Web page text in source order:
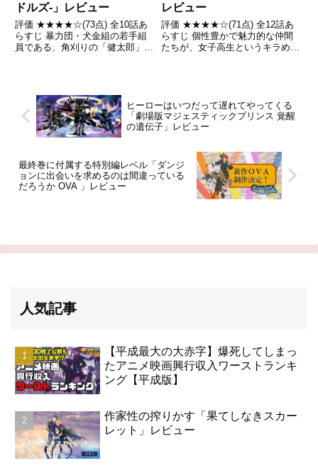
ドルズ-」レビュー
評価 ★★★★☆(73点) 全10話あ
らすじ 暴力団・犬金組の若手組
員である、角刈りの「健太郎」、
レビュー
評価 ★★★★☆(71点) 全12話あ
らすじ 個性豊かで魅力的な仲間
たちが、女子高生というキラめき
ヒーローはいつだって遅れてやってくる
「劇場版マジェスティックプリンス 覚醒
の遺伝子」レビュー
最終巻に付属する特別編レベル「ダンジ
ョンに出会いを求めるのは間違っている
だろうか OVA 」レビュー
人気記事
【平成最大の大赤字】爆死してしまっ
たアニメ映画興行収入ワーストランキ
ング【平成版】
作家性の搾りかす「果てしなきスカー
レット」レビュー